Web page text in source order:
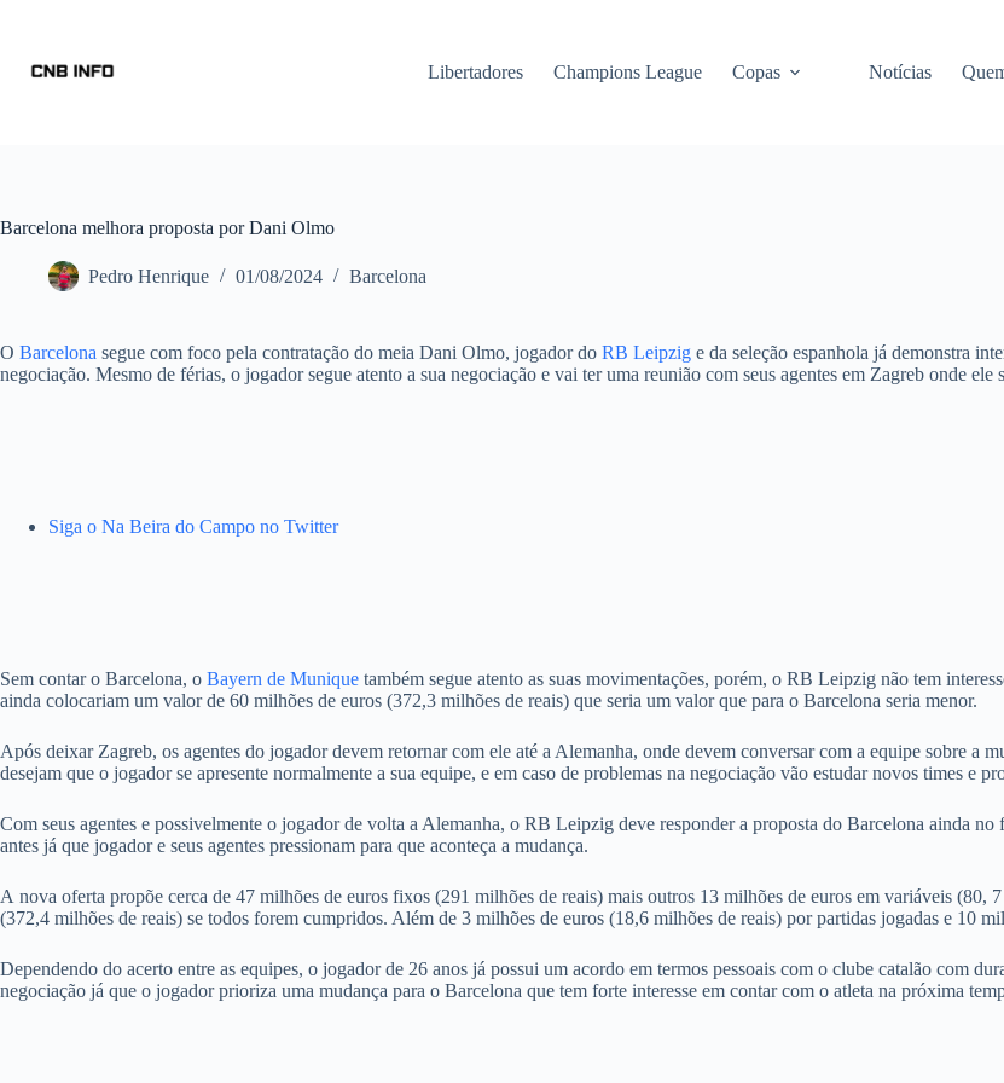
Libertadores Champions League Copas Notícias
Barcelona melhora proposta por Dani Olmo
Pedro Henrique 01/08/2024 Barcelona
O Barcelona segue com foco pela contratação do meia Dani Olmo, jogador do RB Leipzig e da seleção espanhola já demonstra
negociação. Mesmo de férias, o jogador segue atento a sua negociação e vai ter uma reunião com seus agentes em Zagreb onde ele
Siga o Na Beira do Campo no Twitter
Sem contar o Barcelona, o Bayern de Munique também segue atento as suas movimentações, porém, o RB Leipzig não tem
ainda colocariam um valor de 60 milhões de euros (372,3 milhões de reais) que seria um valor que para o Barcelona seria menor.
Após deixar Zagreb, os agentes do jogador devem retornar com ele até a Alemanha, onde devem conversar com a equipe sobre a
desejam que o jogador se apresente normalmente a sua equipe, e em caso de problemas na negociação vão estudar novos times e
Com seus agentes e possivelmente o jogador de volta a Alemanha, o RB Leipzig deve responder a proposta do Barcelona ainda
antes já que jogador e seus agentes pressionam para que aconteça a mudança.
A nova oferta propõe cerca de 47 milhões de euros fixos (291 milhões de reais) mais outros 13 milhões de euros em variáveis
(372,4 milhões de reais) se todos forem cumpridos. Além de 3 milhões de euros (18,6 milhões de reais) por partidas jogadas e 10
Dependendo do acerto entre as equipes, o jogador de 26 anos já possui um acordo em termos pessoais com o clube catalão com
negociação já que o jogador prioriza uma mudança para o Barcelona que tem forte interesse em contar com o atleta na próxima